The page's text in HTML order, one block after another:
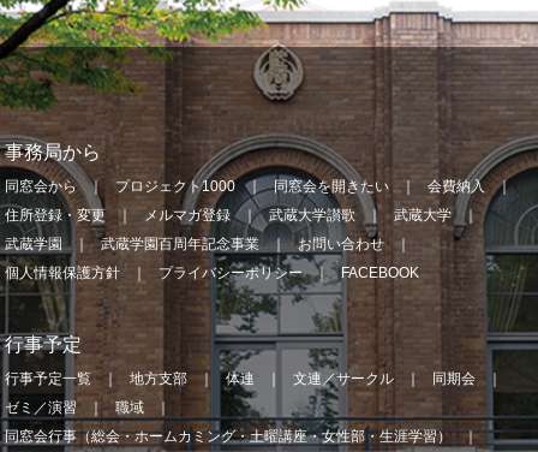
事務局から
同窓会から プロジェクト1000 同窓会を開きたい
会費納入
住所登録・変更
メルマガ登録 武蔵大学讃歌
武蔵大学
武蔵学園
武蔵学園百周年記念事業
お問い合わせ
個人情報保護方針
プライバシーポリシー FACEBOOK
行事予定
行事予定一覧 地方支部 体連 文連／サークル
同期会
ゼミ／演習
職域
同窓会行事（総会・ホームカミング・土曜講座・女性部・生涯学習）